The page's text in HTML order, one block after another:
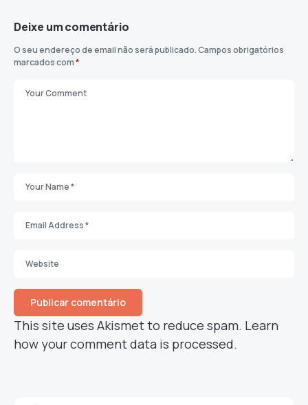
Deixe um comentário
O seu endereço de email não será publicado.Campos obrigatórios
marcados com*
This site uses Akismet to reduce spam. Learn
how your comment data is processed.